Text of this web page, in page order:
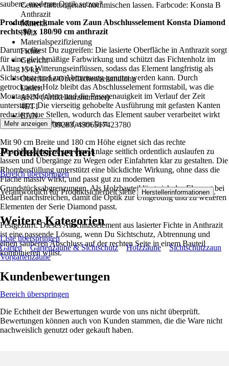
Center farbtongenau nachmischen lassen. Farbcode: Konsta B
Anthrazit
Material
Holz
Materialspezifizierung
Fichte
Gewicht
15 kg
Oberfläche/Oberflächenbehandlung
Lasiert
AKN (Artikelkurznummer)
4ET1
EAN
4003021739283, 4306517423780
saubere, moderne Optik setzen?
Produktmerkmale vom Zaun Abschlusselement Konsta Diamond
rechts 90 x 180/90 cm anthrazit
Darum solltest Du zugreifen: Die lasierte Oberfläche in Anthrazit sorgt
für eine gleichmäßige Farbwirkung und schützt das Fichtenholz im
Alltag vor Witterungseinflüssen, sodass das Element langfristig als
Sichtschutz und zur Abtrennung genutzt werden kann. Durch
getrocknetes Holz bleibt das Abschlusselement formstabil, was die
Montage erleichtert und die Passgenauigkeit im Verlauf der Zeit
unterstützt. Die vierseitig gehobelte Ausführung mit gefasten Kanten
reduziert raue Stellen, wodurch das Element sauber verarbeitet wirkt
und sich angenehm anfassen lässt.
Mit 90 cm Breite und 180 cm Höhe eignet sich das rechte
Abschlusselement, um eine Anlage seitlich ordentlich auslaufen zu
lassen und Übergänge zu Wegen oder Einfahrten klar zu gestalten. Die
Rhombusfüllung unterstützt eine blickdichte Wirkung, ohne dass die
Fläche massiv wirkt, und passt gut zu modernen
Grundstücksabgrenzungen. Als Holzbauteil lässt sich das Element bei
Bedarf nachstreichen, damit die Optik zur Umgebung und zu weiteren
Elementen der Serie Diamond passt.
Festgezurrt: Dieses Abschlusselement aus lasierter Fichte in Anthrazit
ist eine passende Lösung, wenn Du Sichtschutz, Abtrennung und
einen sauberen Abschluss auf der rechten Seite in einem Bauteil
kombinieren willst.
Mehr anzeigen
Produktsicherheit
Bereich überspringen
Verantwortlich für Produktsicherheit siehe Herstellerinformationen .
Weitere Kategorien
Liste überspringen
Garten
Gartenzäune & Sichtschutz Holzzäune
Sichtschutzzaun
Vorgartenzäune
Kundenbewertungen
Bereich überspringen
Die Echtheit der Bewertungen wurde von uns nicht überprüft.
Bewertungen können auch von Kunden stammen, die die Ware nicht
nachweislich genutzt oder gekauft haben.